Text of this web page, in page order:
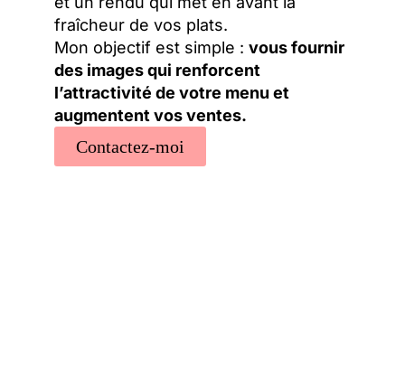
fraîcheur de vos plats.
Mon objectif est simple : vous fournir
des images qui renforcent
l’attractivité de votre menu et
augmentent vos ventes.
Contactez-moi